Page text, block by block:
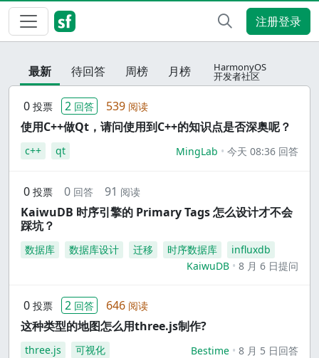
注册登录
最新 待回答 周榜 月榜 HarmonyOS
开发者社区
0 投票 2 回答 539 阅读
使用C++做Qt，请问使用到C++的知识点是否深奥呢？
c++ qt MingLab 今天 08:36 回答
0 投票 0 回答 91 阅读
KaiwuDB 时序引擎的 Primary Tags 怎么设计才不会
踩坑？
数据库 数据库设计 迁移 时序数据库
influxdb
KaiwuDB
8 月 6 日提问
0 投票 2 回答 646 阅读
这种类型的地图怎么用three.js制作?
three.js 可视化 Bestime 8 月 5 日回答